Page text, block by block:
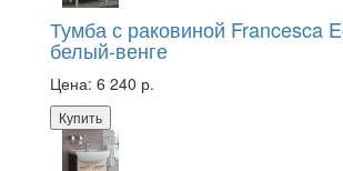
Тумба с раковиной Francesca
белый-венге
Цена: 6 240 р.
Купить